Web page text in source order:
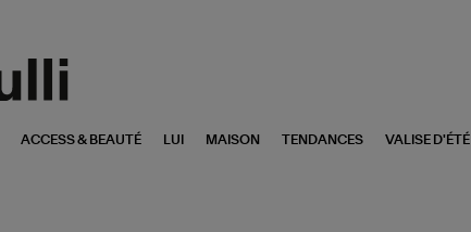
ACCESS & BEAUTÉ LUI MAISON TENDANCES VALISE D'ÉTÉ